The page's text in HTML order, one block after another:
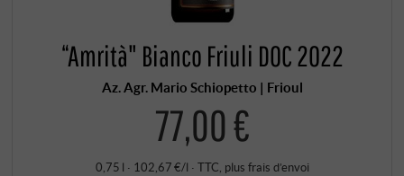
“Amrità" Bianco Friuli DOC 2022
Az. Agr. Mario Schiopetto | Frioul
77,00 €
0,75 l · 102,67 €/l · TTC, plus frais d’envoi